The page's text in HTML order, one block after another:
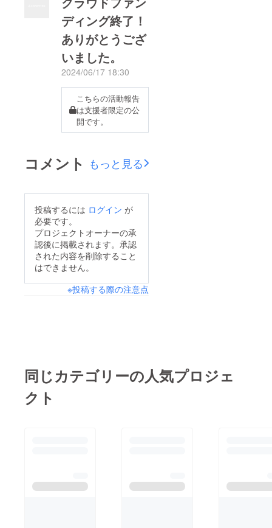
ディング終了！
ありがとうござ
いました。
2024/06/17 18:30
こちらの活動報告
は支援者限定の公
開です。
コメント もっと見る
投稿するには ログイン が
必要です。
プロジェクトオーナーの承
認後に掲載されます。承認
された内容を削除すること
はできません。
※投稿する際の注意点
同じカテゴリーの人気プロジェ
クト